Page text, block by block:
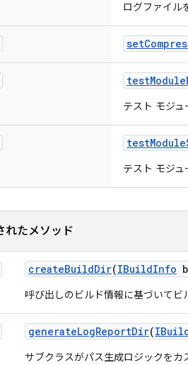
ログファイル
set
testModule
テスト モジュ
testModule
テスト モジュ
れたメソッド
createBuildDir(IBuildInfo
呼び出しのビルド情報に基づいてビ
generateLogReportDir(
サブクラスがパス生成ロジックをカ